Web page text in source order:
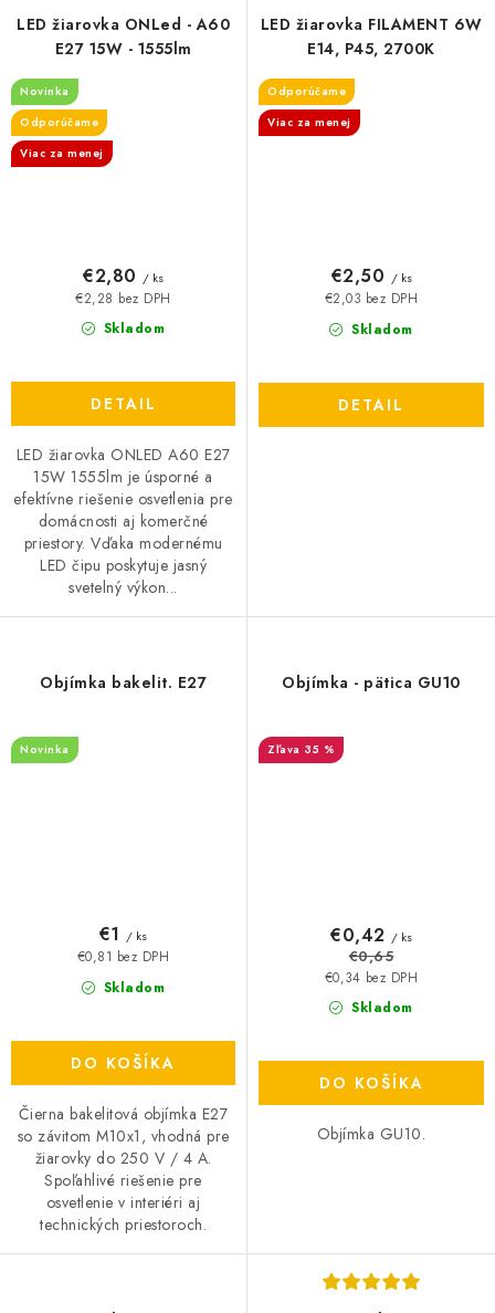
LED žiarovka ONLed - A60
E27 15W - 1555lm
Novinka
Odporúčame
Viac za menej
Skladom
€2,28 bez DPH
€2,80 / ks
DETAIL
LED žiarovka ONLED A60 E27
15W 1555lm je úsporné a
efektívne riešenie osvetlenia pre
domácnosti aj komerčné
priestory. Vďaka modernému
LED čipu poskytuje jasný
svetelný výkon...
LED žiarovka FILAMENT 6W
E14, P45, 2700K
Odporúčame
Viac za menej
Skladom
€2,03 bez DPH
€2,50 / ks
DETAIL
Objímka bakelit. E27
Novinka
Skladom
€0,81 bez DPH
€1 / ks
DO KOŠÍKA
Čierna bakelitová objímka E27
so závitom M10x1, vhodná pre
žiarovky do 250 V / 4 A.
Spoľahlivé riešenie pre
osvetlenie v interiéri aj
technických priestoroch.
Objímka - pätica GU10
35 %
Skladom
€0,34 bez DPH
€0,42 / ks
€0,65
DO KOŠÍKA
Objímka GU10.